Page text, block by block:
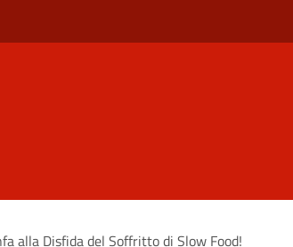
alla Disfida del Soffritto di Slow Food!